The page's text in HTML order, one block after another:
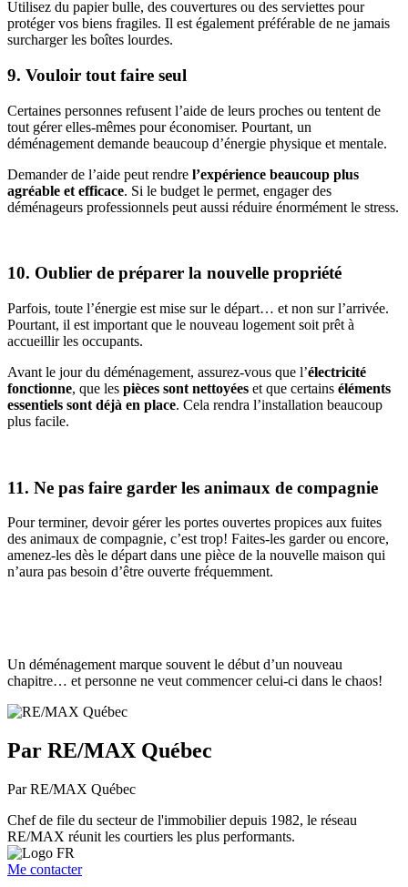
Utilisez du papier bulle, des couvertures ou des serviettes pour
protéger vos biens fragiles. Il est également préférable de ne jamais
surcharger les boîtes lourdes.
9. Vouloir tout faire seul
Certaines personnes refusent l’aide de leurs proches ou tentent de
tout gérer elles-mêmes pour économiser. Pourtant, un
déménagement demande beaucoup d’énergie physique et mentale.
Demander de l’aide peut rendre l’expérience beaucoup plus
agréable et efficace. Si le budget le permet, engager des
déménageurs professionnels peut aussi réduire énormément le stress.
10. Oublier de préparer la nouvelle propriété
Parfois, toute l’énergie est mise sur le départ… et non sur l’arrivée.
Pourtant, il est important que le nouveau logement soit prêt à
accueillir les occupants.
Avant le jour du déménagement, assurez-vous que l’électricité
fonctionne, que les pièces sont nettoyées et que certains éléments
essentiels sont déjà en place. Cela rendra l’installation beaucoup
plus facile.
11. Ne pas faire garder les animaux de compagnie
Pour terminer, devoir gérer les portes ouvertes propices aux fuites
des animaux de compagnie, c’est trop! Faites-les garder ou encore,
amenez-les dès le départ dans une pièce de la nouvelle maison qui
n’aura pas besoin d’être ouverte fréquemment.
Un déménagement marque souvent le début d’un nouveau
chapitre… et personne ne veut commencer celui-ci dans le chaos!
Par RE/MAX Québec
Par RE/MAX Québec
Chef de file du secteur de l'immobilier depuis 1982, le réseau
RE/MAX réunit les courtiers les plus performants.
Me contacter